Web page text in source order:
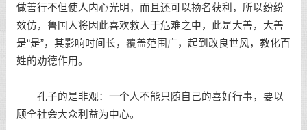
做善行不但使人内心光明，而且还可以扬名获利，所以纷纷
效仿，鲁国人将因此喜欢救人于危难之中，此是大善，大善
是“是”，其影响时间长，覆盖范围广，起到改良世风，教化百
姓的劝德作用。
孔子的是非观：一个人不能只随自己的喜好行事，要以
顾全社会大众利益为中心。